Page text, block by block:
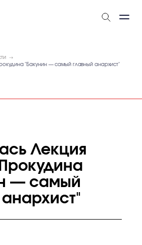
"Бакунин — самый главный анархист"
Лекция
— самый